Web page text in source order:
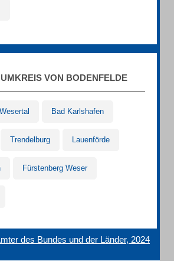
VON BODENFELDE
Wesertal Bad Karlshafen
Trendelburg Lauenförde
Fürstenberg Weser
des Bundes und der Länder, 2024